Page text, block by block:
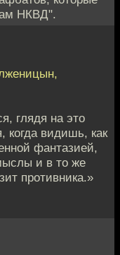
НКВД".
глядя на это
когда видишь, как
фантазией,
и в то же
противника.»